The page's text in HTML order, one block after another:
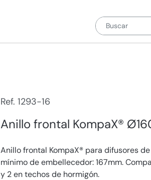
Ref. 1293-16
Anillo frontal KompaX®
Anillo frontal KompaX® para difusores
mínimo de embellecedor: 167mm.
y 2 en techos de hormigón.